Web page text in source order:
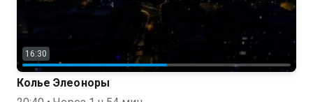
16:30
Колье Элеоноры